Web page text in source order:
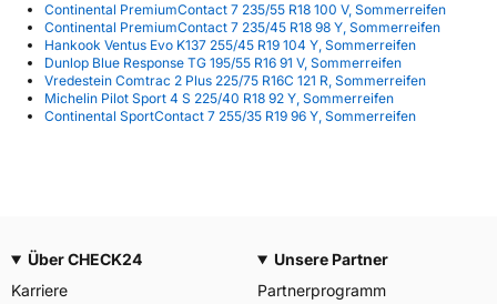
Continental PremiumContact 7 235/55 R18 100 V, Sommerreifen
Continental PremiumContact 7 235/45 R18 98 Y, Sommerreifen
Hankook Ventus Evo K137 255/45 R19 104 Y, Sommerreifen
Dunlop Blue Response TG 195/55 R16 91 V, Sommerreifen
Vredestein Comtrac 2 Plus 225/75 R16C 121 R, Sommerreifen
Michelin Pilot Sport 4 S 225/40 R18 92 Y, Sommerreifen
Continental SportContact 7 255/35 R19 96 Y, Sommerreifen
Über CHECK24
Karriere
Unsere Partner
Partnerprogramm